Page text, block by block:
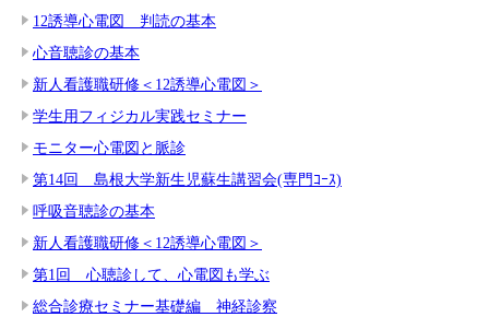
12誘導心電図 判読の基本
心音聴診の基本
新人看護職研修＜12誘導心電図＞
学生用フィジカル実践セミナー
モニター心電図と脈診
第14回 島根大学新生児蘇生講習会(専門ｺｰｽ)
呼吸音聴診の基本
新人看護職研修＜12誘導心電図＞
第1回 心聴診して、心電図も学ぶ
総合診療セミナー基礎編 神経診察